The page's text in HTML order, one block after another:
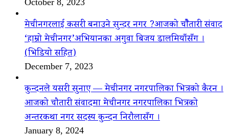
मेचीनगरलाई कसरी बनाउने सुन्दर नगर ?आजको चौैतारी संवाद
‘हाम्रो मेचीनगर’अभियानका अगुवा बिजय डालमियाँसँग ।
(भिडियो सहित)
December 7, 2023
कुन्दनले यसरी सुनाए — मेचीनगर नगरपालिका भित्रको कैरन ।
आजको चौतारी संवादमा मेचीनगर नगरपालिका भित्रको
अन्तरकथा नगर सदस्य कुन्दन निरौलासँग ।
January 8, 2024